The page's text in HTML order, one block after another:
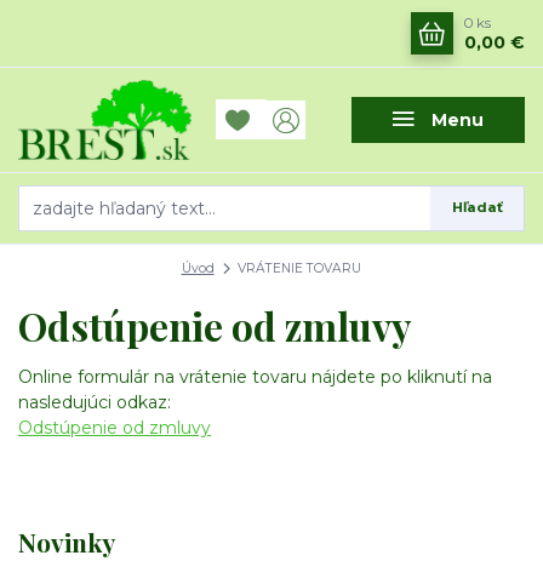
Menu
Hľadať
0 ks
0,00 €
Úvod VRÁTENIE TOVARU
Novinky
Odstúpenie od zmluvy
Online formulár na vrátenie tovaru nájdete po kliknutí na
nasledujúci odkaz:
Odstúpenie od zmluvy